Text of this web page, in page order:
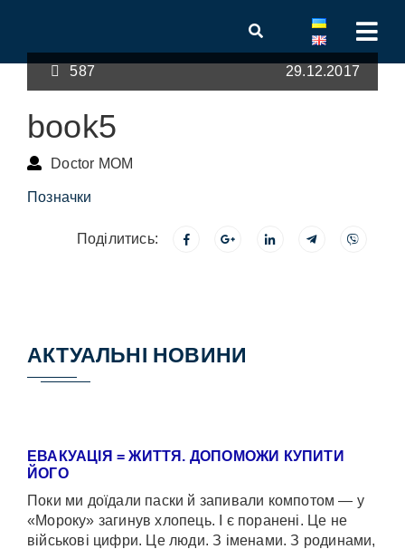
587 29.12.2017
book5
Doctor MOM
Позначки
Поділитись:
АКТУАЛЬНІ НОВИНИ
ЕВАКУАЦІЯ = ЖИТТЯ. ДОПОМОЖИ КУПИТИ
ЙОГО
Поки ми доїдали паски й запивали компотом — у
«Мороку» загинув хлопець. І є поранені. Це не
військові цифри. Це люди. З іменами. З родинами,